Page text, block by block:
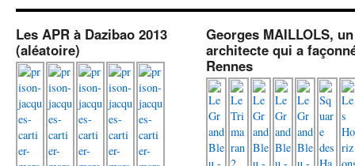
Les APR à Dazibao 2013
(aléatoire)
Georges MAILLOLS, un
architecte qui a
Rennes